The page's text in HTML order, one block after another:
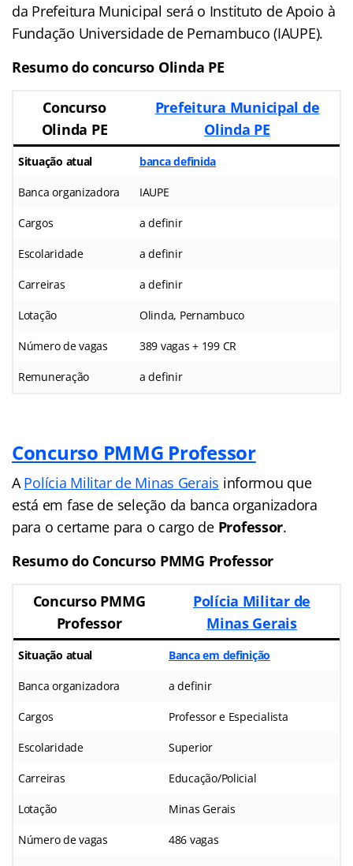
da Prefeitura Municipal será o Instituto de Apoio à
Fundação Universidade de Pernambuco (IAUPE).
Resumo do concurso Olinda PE
Concurso
Olinda PE
Prefeitura Municipal de
Olinda PE
Situação atual banca definida
Banca organizadora IAUPE
Cargos a definir
Escolaridade a definir
Carreiras a definir
Lotação Olinda, Pernambuco
Número de vagas 389 vagas + 199 CR
Remuneração a definir
Concurso PMMG Professor
A Polícia Militar de Minas Gerais informou que
está em fase de seleção da banca organizadora
para o certame para o cargo de Professor.
Resumo do Concurso PMMG Professor
Concurso PMMG
Professor
Polícia Militar de
Minas Gerais
Situação atual Banca em definição
Banca organizadora a definir
Cargos Professor e Especialista
Escolaridade Superior
Carreiras Educação/Policial
Lotação Minas Gerais
Número de vagas 486 vagas